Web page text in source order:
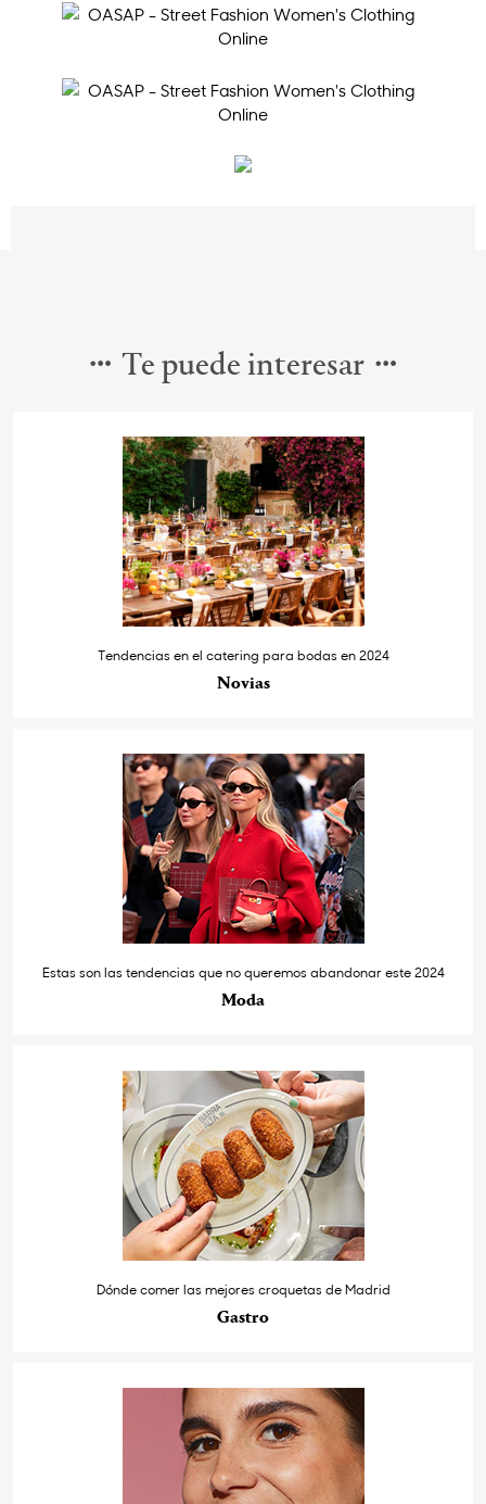
Te puede interesar
Tendencias en el catering para bodas en 2024
Novias
Estas son las tendencias que no queremos abandonar este 2024
Moda
Dónde comer las mejores croquetas de Madrid
Gastro